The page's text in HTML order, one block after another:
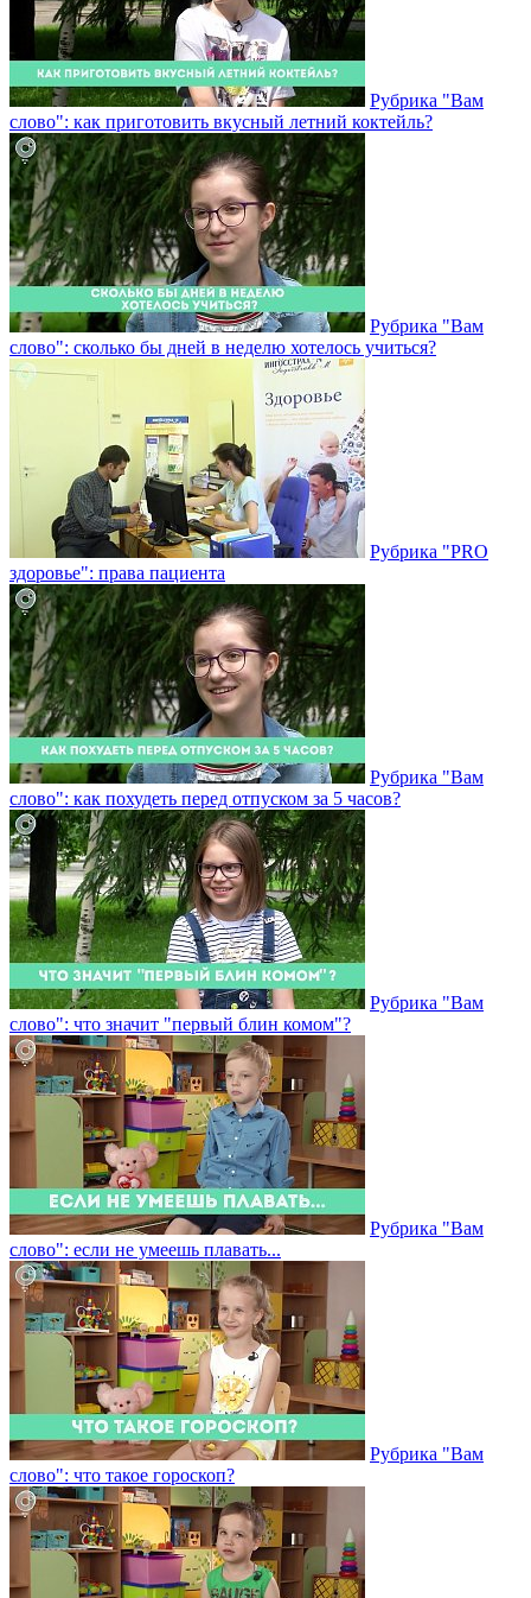
Рубрика "Вам
слово": как приготовить вкусный летний коктейль?
Рубрика "Вам
слово": сколько бы дней в неделю хотелось учиться?
Рубрика "PRO
здоровье": права пациента
Рубрика "Вам
слово": как похудеть перед отпуском за 5 часов?
Рубрика "Вам
слово": что значит "первый блин комом"?
Рубрика "Вам
слово": если не умеешь плавать...
Рубрика "Вам
слово": что такое гороскоп?